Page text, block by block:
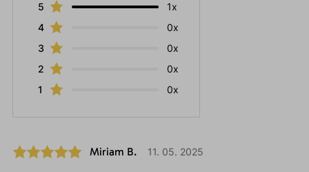
5
1x
4
0x
3
0x
2
0x
1
0x
Miriam B. 11. 05. 2025